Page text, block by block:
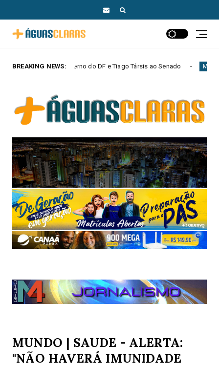
BREAKING NEWS:
DF e Tiago Társis ao Senado MAIS AGUAS CLARAS Arraiá da
MUNDO | SAUDE - ALERTA:
"NÃO HAVERÁ IMUNIDADE